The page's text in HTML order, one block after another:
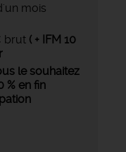
mois
brut ( + IFM 10
le souhaitez
% en fin